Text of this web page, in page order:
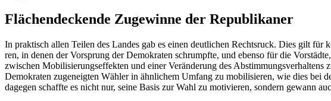
Flächendeckende Zugewinne der Republikaner
In praktisch allen Teilen des Landes gab es einen deutlichen Rechtsruck. Dies gilt
ren, in denen der Vorsprung der Demokraten schrumpfte, und ebenso für die
zwischen Mobilisierungseffekten und einer Veränderung des Abstimmungsverhaltens
Demokraten zugeneigten Wähler in ähnlichem Umfang zu mobilisieren, wie dies bei
dagegen schaffte es nicht nur, seine Basis zur Wahl zu motivieren, sondern ge­wann